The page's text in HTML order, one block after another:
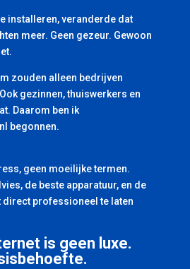
installeren, veranderde dat
meer. Geen gezeur. Gewoon
zouden alleen bedrijven
gezinnen, thuiswerkers en
Daarom ben ik
begonnen.
geen moeilijke termen.
de beste apparatuur, en de
professioneel te laten
is geen luxe.